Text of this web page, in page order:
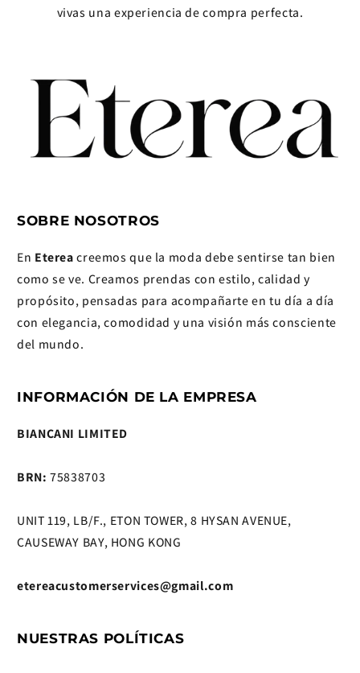
vivas una experiencia de compra perfecta.
SOBRE NOSOTROS
En Etereacreemos que la moda debe sentirse tan bien
como se ve. Creamos prendas con estilo, calidad y
propósito, pensadas para acompañarte en tu día a día
con elegancia, comodidad y una visión más consciente
del mundo.
INFORMACIÓN DE LA EMPRESA
BIANCANI LIMITED
BRN: 75838703
UNIT 119, LB/F., ETON TOWER, 8 HYSAN AVENUE,
CAUSEWAY BAY, HONG KONG
etereacustomerservices@gmail.com
NUESTRAS POLÍTICAS